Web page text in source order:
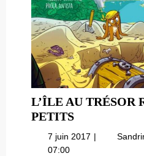
L’ÎLE AU TRÉSOR
PETITSL’ÎLE
AU
TRÉSOR
7 juin 2017 7
07:00